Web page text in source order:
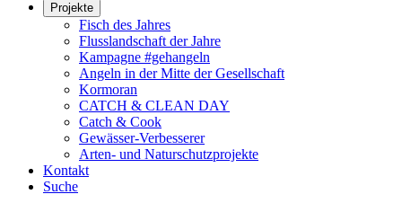
Projekte
Fisch des Jahres
Flusslandschaft der Jahre
Kampagne #gehangeln
Angeln in der Mitte der Gesellschaft
Kormoran
CATCH & CLEAN DAY
Catch & Cook
Gewässer-Verbesserer
Arten- und Naturschutzprojekte
Kontakt
Suche